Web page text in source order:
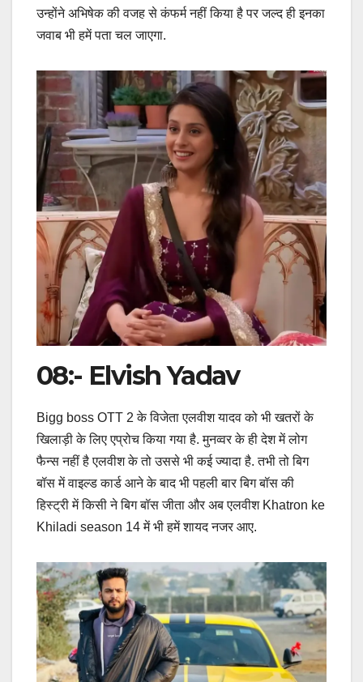
उन्होंने अभिषेक की वजह से कंफर्म नहीं किया है पर जल्द ही इनका
जवाब भी हमें पता चल जाएगा.
08:- Elvish Yadav
Bigg boss OTT 2 के विजेता एलवीश यादव को भी खतरों के
खिलाड़ी के लिए एप्रोच किया गया है. मुनव्वर के ही देश में लोग
फैन्स नहीं है एलवीश के तो उससे भी कई ज्यादा है. तभी तो बिग
बॉस में वाइल्ड कार्ड आने के बाद भी पहली बार बिग बॉस की
हिस्ट्री में किसी ने बिग बॉस जीता और अब एलवीश Khatron ke
Khiladi season 14 में भी हमें शायद नजर आए.